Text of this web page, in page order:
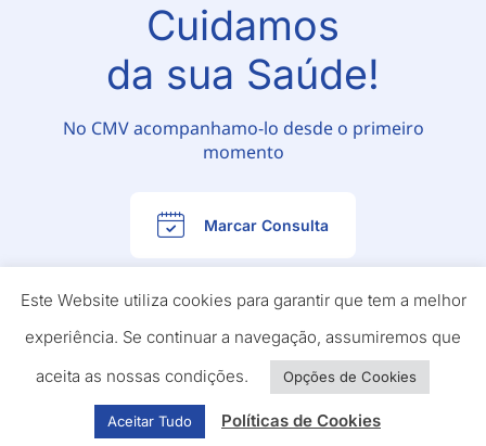
Cuidamos
da sua Saúde!
No CMV acompanhamo-lo desde o primeiro
momento
Marcar Consulta
Este Website utiliza cookies para garantir que tem a melhor
experiência. Se continuar a navegação, assumiremos que
aceita as nossas condições.
Opções de Cookies
Aceitar Tudo Políticas de Cookies